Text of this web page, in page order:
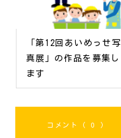
「第12回あいめっせ写
真展」の作品を募集し
ます
コメント ( 0 )